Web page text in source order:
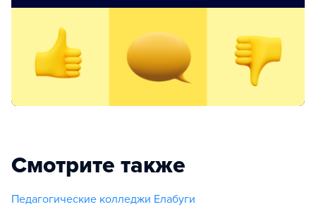
Смотрите также
Педагогические колледжи Елабуги